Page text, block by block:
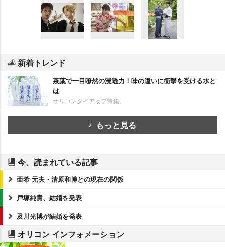
新着トレンド
茶葉で一目瞭然の浸透力！味の違いに衝撃を受ける水と
は
オリコンタイアップ特集
もっと見る
今、読まれている記事
亜希 元夫・清原和博との現在の関係
戸塚純貴、結婚を発表
及川光博が結婚を発表
オリコン インフォメーション